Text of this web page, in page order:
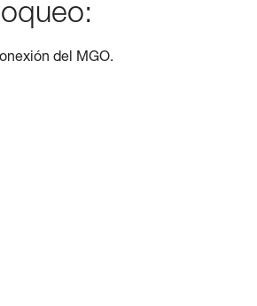
del MGO.